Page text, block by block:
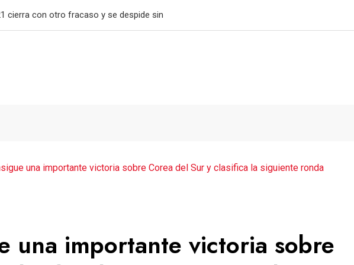
en San Marcos y mantiene el paso perfecto
una importante victoria sobre Corea del Sur y clasifica la siguiente ronda
una importante victoria sobre